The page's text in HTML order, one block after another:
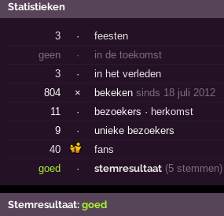
Statistieken
3 ·
feesten
geen
·
in de toekomst
3
·
in het verleden
804
× bekekensinds 18 juli 2012
11
· bezoekers · herkomst
9
·
unieke bezoekers
40
fans
goed
· stemresultaat (5 stemmen)
Stemresultaat:goed